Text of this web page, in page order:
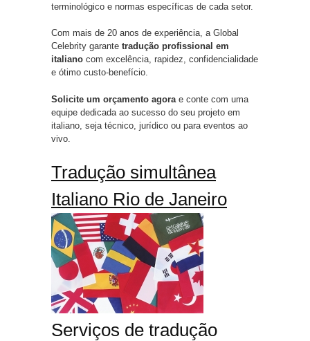
terminológico e normas específicas de cada setor.
Com mais de 20 anos de experiência, a Global
Celebrity garante tradução profissional em
italiano com excelência, rapidez, confidencialidade
e ótimo custo-benefício.
Solicite um orçamento agora e conte com uma
equipe dedicada ao sucesso do seu projeto em
italiano, seja técnico, jurídico ou para eventos ao
vivo.
Tradução simultânea
Italiano Rio de Janeiro
Serviços de tradução